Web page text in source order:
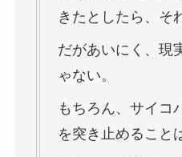
きたとしたら、そ
だがあいにく、現
ゃない。
もちろん、サイコ
を突き止めること